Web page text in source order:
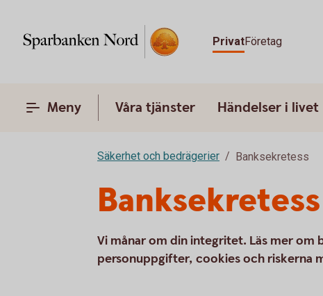
PrivatFöretag
Meny Våra tjänster Händelser i livet
Säkerhet och bedrägerier Banksekretess
Vi månar om din integritet. Läs mer om
personuppgifter, cookies och riskerna